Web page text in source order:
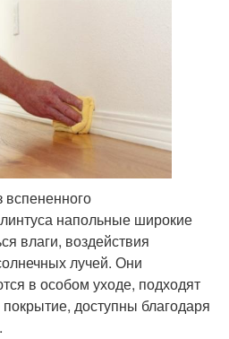
напольные широкие
влаги, воздействия
лучей. Они
в особом уходе, подходят
доступны благодаря